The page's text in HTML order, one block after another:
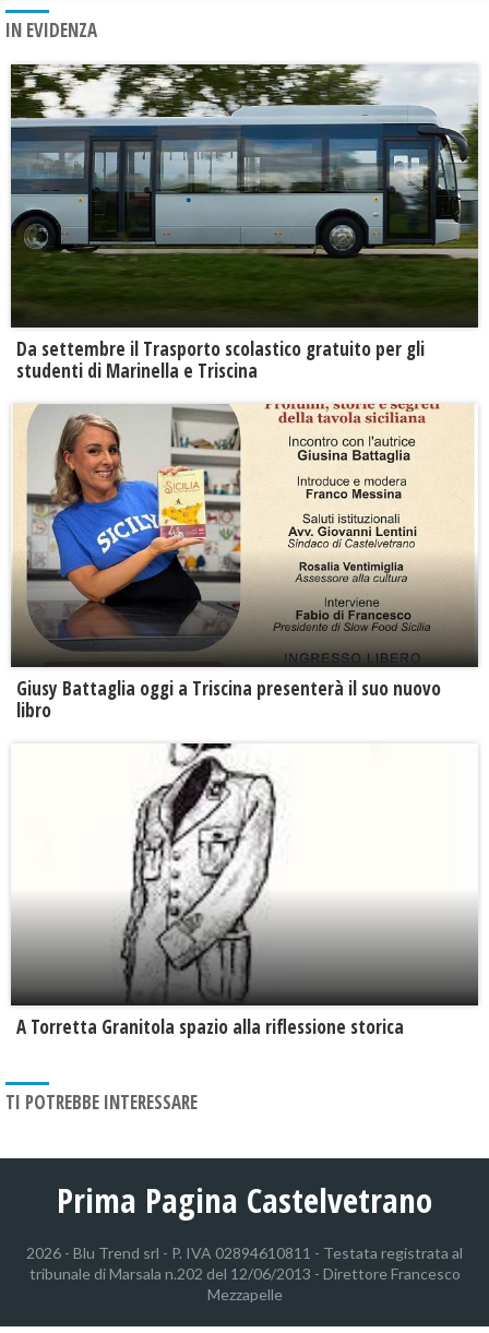
IN EVIDENZA
Da settembre il Trasporto scolastico gratuito per gli
studenti di Marinella e Triscina
Giusy Battaglia oggi a Triscina presenterà il suo nuovo
libro
​A Torretta Granitola spazio alla riflessione storica
TI POTREBBE INTERESSARE
Prima Pagina Castelvetrano
2026 - Blu Trend srl - P. IVA 02894610811 - Testata registrata al
tribunale di Marsala n.202 del 12/06/2013 - Direttore Francesco
Mezzapelle